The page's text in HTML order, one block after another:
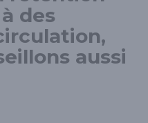
des
aussi